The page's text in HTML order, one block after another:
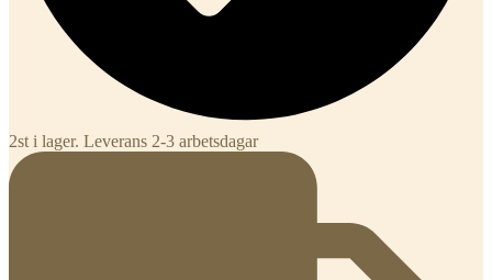
2st i lager. Leverans 2-3 arbetsdagar